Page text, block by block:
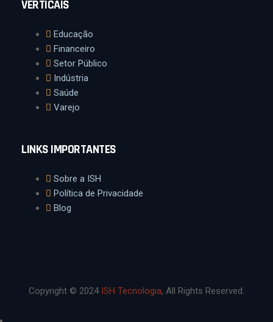
VERTICAIS
Educação
Financeiro
Setor Público
Indústria
Saúde
Varejo
LINKS IMPORTANTES
Sobre a ISH
Política de Privacidade
Blog
Copyright © 2024 ISH Tecnologia, All Rights Reserved.